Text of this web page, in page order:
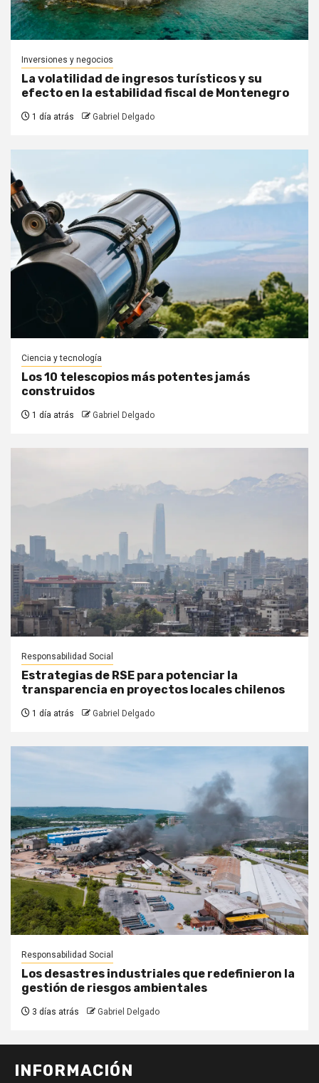
Inversiones y negocios
La volatilidad de ingresos turísticos y su
efecto en la estabilidad fiscal de Montenegro
1 día atrás Gabriel Delgado
Ciencia y tecnología
Los 10 telescopios más potentes jamás
construidos
1 día atrás Gabriel Delgado
Responsabilidad Social
Estrategias de RSE para potenciar la
transparencia en proyectos locales chilenos
1 día atrás Gabriel Delgado
Responsabilidad Social
Los desastres industriales que redefinieron la
gestión de riesgos ambientales
3 días atrás Gabriel Delgado
INFORMACIÓN